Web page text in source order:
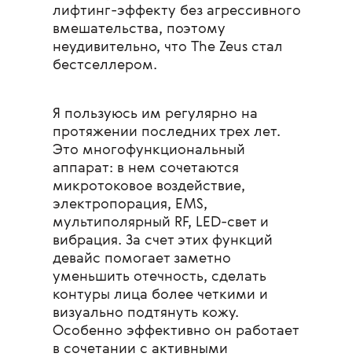
лифтинг-эффекту без агрессивного
вмешательства, поэтому
неудивительно, что The Zeus стал
бестселлером.
Я пользуюсь им регулярно на
протяжении последних трех лет.
Это многофункциональный
аппарат: в нем сочетаются
микротоковое воздействие,
электропорация, EMS,
мультиполярный RF, LED-свет и
вибрация. За счет этих функций
девайс помогает заметно
уменьшить отечность, сделать
контуры лица более четкими и
визуально подтянуть кожу.
Особенно эффективно он работает
в сочетании с активными